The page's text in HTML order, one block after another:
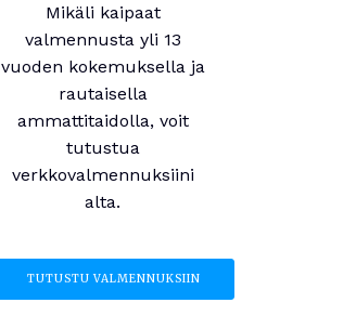
Mikäli kaipaat
valmennusta yli 13
vuoden kokemuksella ja
rautaisella
ammattitaidolla, voit
tutustua
verkkovalmennuksiini
alta.
TUTUSTU VALMENNUKSIIN